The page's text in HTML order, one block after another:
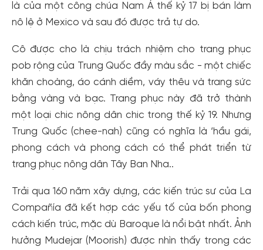
là của một công chúa Nam Á thế kỷ 17 bị bán làm
nô lệ ở Mexico và sau đó được trả tự do.
Cô được cho là chịu trách nhiệm cho trang phục
pob rộng của Trung Quốc đầy màu sắc - một chiếc
khăn choàng, áo cánh diềm, váy thêu và trang sức
bằng vàng và bạc. Trang phục này đã trở thành
một loại chic nông dân chic trong thế kỷ 19. Nhưng
Trung Quốc (chee-nah) cũng có nghĩa là ‘hầu gái,
phong cách và phong cách có thể phát triển từ
trang phục nông dân Tây Ban Nha..
Trải qua 160 năm xây dựng, các kiến ​​trúc sư của La
Compañía đã kết hợp các yếu tố của bốn phong
cách kiến ​​trúc, mặc dù Baroque là nổi bật nhất. Ảnh
hưởng Mudejar (Moorish) được nhìn thấy trong các